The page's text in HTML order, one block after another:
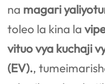
na magari
toleo la kina la
vituo vya kuchaji
(EV).,